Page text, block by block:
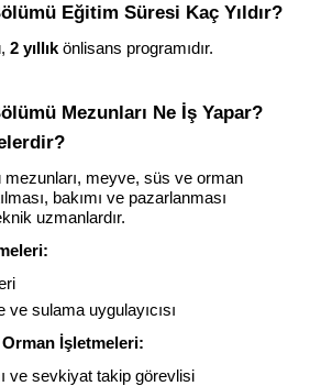
Eğitim Süresi Kaç Yıldır?
2 yıllık önlisans programıdır.
Mezunları Ne İş Yapar?
mezunları, meyve, süs ve orman
bakımı ve pazarlanması
uzmanlardır.
ve sulama uygulayıcısı
İşletmeleri:
ve sevkiyat takip görevlisi